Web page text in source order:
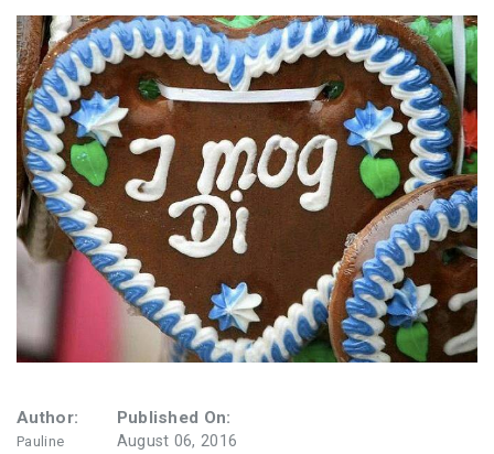
Author:
Pauline
Published On:
August 06, 2016